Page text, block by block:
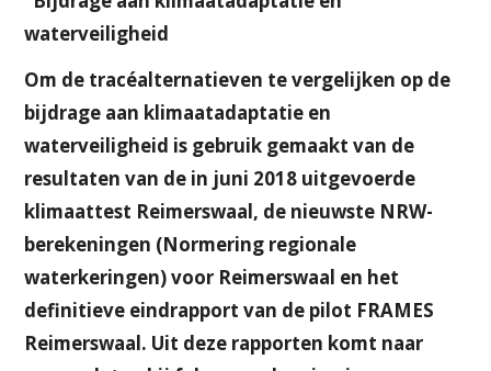
waterveiligheid
Om de tracéalternatieven te vergelijken op de
bijdrage aan klimaatadaptatie en
waterveiligheid is gebruik gemaakt van de
resultaten van de in juni 2018 uitgevoerde
klimaattest Reimerswaal, de nieuwste NRW-
berekeningen (Normering regionale
waterkeringen) voor Reimerswaal en het
definitieve eindrapport van de pilot FRAMES
Reimerswaal. Uit deze rapporten komt naar